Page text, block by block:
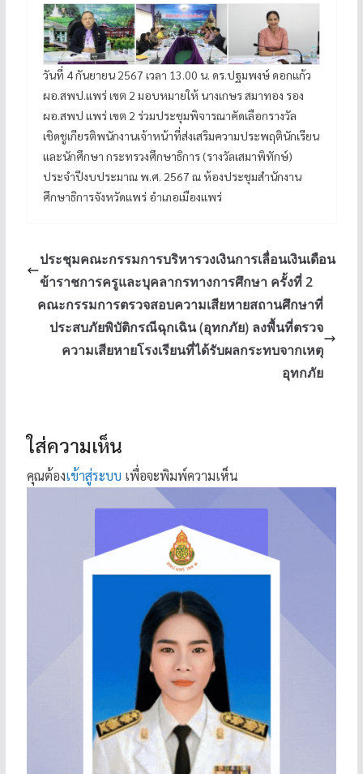
วันที่ 4 กันยายน 2567 เวลา 13.00 น. ดร.ปฐมพงษ์ ดอกแก้ว
ผอ.สพป.แพร่ เขต 2 มอบหมายให้ นางเกษร สมาทอง รอง
ผอ.สพป แพร่ เขต 2 ร่วมประชุมพิจารณาคัดเลือกรางวัล
เชิดชูเกียรติพนักงานเจ้าหน้าที่ส่งเสริมความประพฤตินักเรียน
และนักศึกษา กระทรวงศึกษาธิการ (รางวัลเสมาพิทักษ์)
ประจำปีงบประมาณ พ.ศ. 2567 ณ ห้องประชุมสำนักงาน
ศึกษาธิการจังหวัดแพร่ อำเภอเมืองแพร่
ประชุมคณะกรรมการบริหารวงเงินการเลื่อนเงินเดือน
ข้าราชการครูและบุคลากรทางการศึกษา ครั้งที่ 2
คณะกรรมการตรวจสอบความเสียหายสถานศึกษาที่
ประสบภัยพิบัติกรณีฉุกเฉิน (อุทกภัย) ลงพื้นที่ตรวจ
ความเสียหายโรงเรียนที่ได้รับผลกระทบจากเหตุ
อุทกภัย
ใส่ความเห็น
คุณต้องเข้าสู่ระบบ เพื่อจะพิมพ์ความเห็น